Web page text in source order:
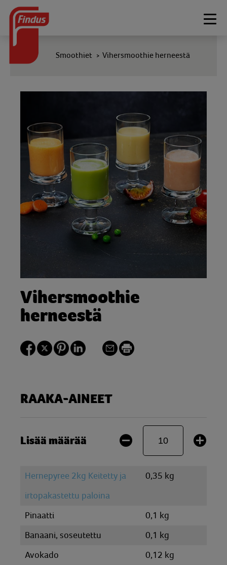
Smoothiet > Vihersmoothie herneestä
Vihersmoothie
herneestä
RAAKA-AINEET
Lisää määrää
Hernepyree 2kg Keitetty ja
irtopakastettu paloina
0,35 kg
Pinaatti
0,1 kg
Banaani, soseutettu
0,1 kg
Avokado
0,12 kg